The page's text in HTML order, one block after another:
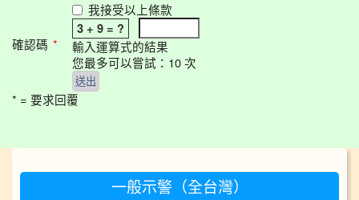
我接受以上條款
確認碼 *
3 + 9 = ?
輸入運算式的結果
您最多可以嘗試：10 次
* = 要求回覆
一般示警（全台灣）